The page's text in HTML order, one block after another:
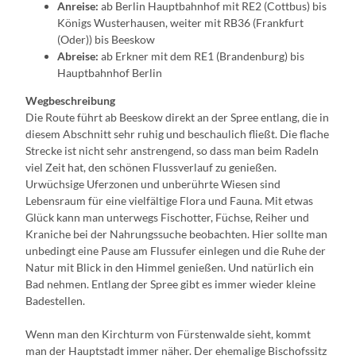
Anreise: ab Berlin Hauptbahnhof mit RE2 (Cottbus) bis
Königs Wusterhausen, weiter mit RB36 (Frankfurt
(Oder)) bis Beeskow
Abreise: ab Erkner mit dem RE1 (Brandenburg) bis
Hauptbahnhof Berlin
Wegbeschreibung
Die Route führt ab Beeskow direkt an der Spree entlang, die in
diesem Abschnitt sehr ruhig und beschaulich fließt. Die flache
Strecke ist nicht sehr anstrengend, so dass man beim Radeln
viel Zeit hat, den schönen Flussverlauf zu genießen.
Urwüchsige Uferzonen und unberührte Wiesen sind
Lebensraum für eine vielfältige Flora und Fauna. Mit etwas
Glück kann man unterwegs Fischotter, Füchse, Reiher und
Kraniche bei der Nahrungssuche beobachten. Hier sollte man
unbedingt eine Pause am Flussufer einlegen und die Ruhe der
Natur mit Blick in den Himmel genießen. Und natürlich ein
Bad nehmen. Entlang der Spree gibt es immer wieder kleine
Badestellen.
Wenn man den Kirchturm von Fürstenwalde sieht, kommt
man der Hauptstadt immer näher. Der ehemalige Bischofssitz